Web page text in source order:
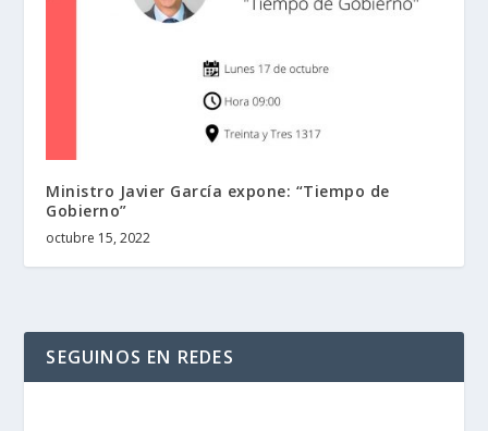
Ministro Javier García expone: “Tiempo de
Gobierno”
octubre 15, 2022
SEGUINOS EN REDES